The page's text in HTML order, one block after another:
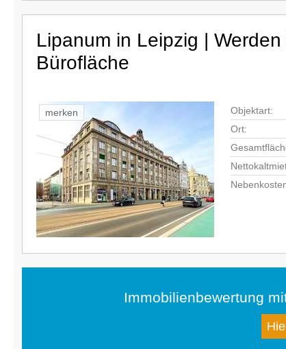
Lipanum in Leipzig |
Bürofläche
merken Objektart:
Ort:
Immobilienbewertung